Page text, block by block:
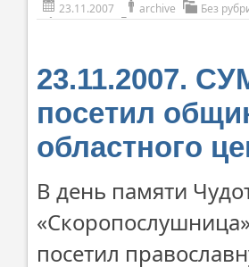
23.11.2007 archive Без
23.11.2007.
посетил
областного
В день памяти
посетил